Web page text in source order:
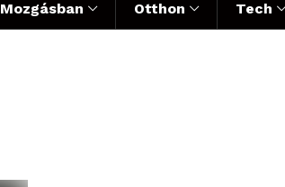
Mozgásban Otthon Tech